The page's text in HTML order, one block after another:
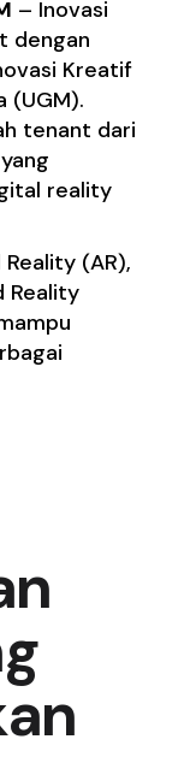
– Inovasi
dengan
Kreatif
(UGM).
tenant dari
reality
(AR),
Reality